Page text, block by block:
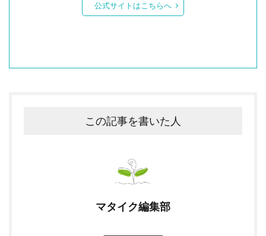
公式サイトはこちらへ
この記事を書いた人
マタイク編集部